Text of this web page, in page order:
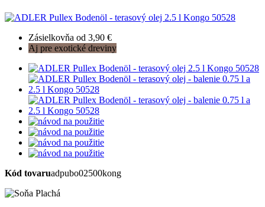
Zásielkovňa od 3,90 €
Aj pre exotické dreviny
Kód tovaruadpubo02500kong